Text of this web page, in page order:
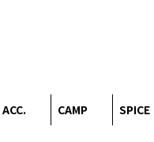
ACC. CAMP SPICE